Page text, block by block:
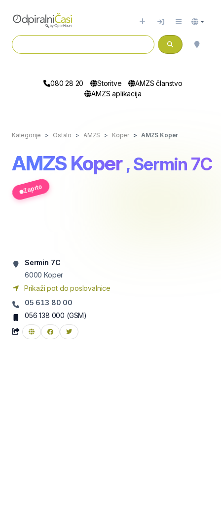
080 28 20 Storitve
AMZS članstvo
AMZS aplikacija
Kategorije Ostalo AMZS Koper AMZS Koper
AMZS Koper , Sermin 7C
Zaprto
Sermin 7C
6000 Koper
Prikaži pot do poslovalnice
05 613 80 00
056 138 000 (GSM)